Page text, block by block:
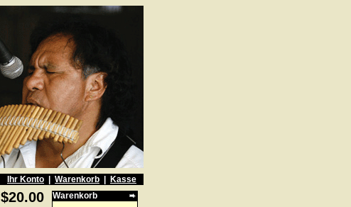
Ihr Konto Warenkorb
Kasse
$20.00
Warenkorb